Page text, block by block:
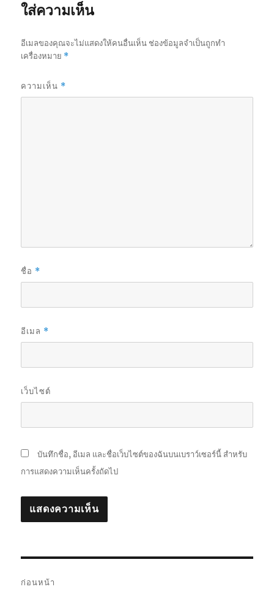
ใส่ความเห็น
อีเมลของคุณจะไม่แสดงให้คนอื่นเห็น ช่องข้อมูลจำเป็นถูกทำ
เครื่องหมาย *
ความเห็น *
ชื่อ *
อีเมล *
เว็บไซต์
บันทึกชื่อ, อีเมล และชื่อเว็บไซต์ของฉันบนเบราว์เซอร์นี้ สำหรับ
การแสดงความเห็นครั้งถัดไป
ก่อนหน้า